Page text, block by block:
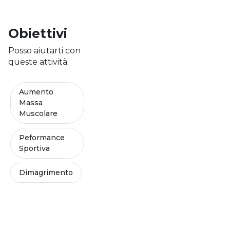
Obiettivi
Posso aiutarti con
queste attività:
Aumento
Massa
Muscolare
Peformance
Sportiva
Dimagrimento